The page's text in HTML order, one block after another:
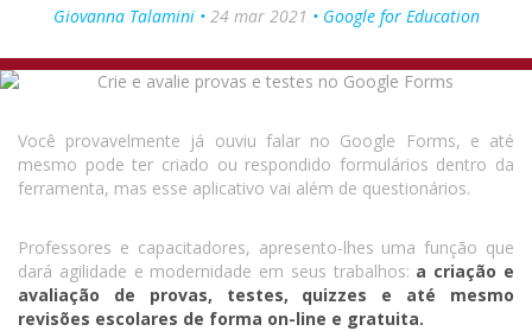
Giovanna Talamini • 24 mar 2021 • Google for Education
Você provavelmente já ouviu falar no Google Forms, e até
mesmo pode ter criado ou respondido formulários dentro da
ferramenta, mas esse aplicativo vai além de questionários.
Professores e capacitadores, apresento-lhes uma função que
dará agilidade e modernidade em seus trabalhos: a criação e
avaliação de provas, testes, quizzes e até mesmo
revisões escolares de forma on-line e gratuita.